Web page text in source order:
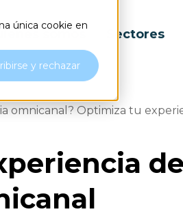
única cookie en
y rechazar
Sectores
omnicanal? Optimiza tu
de